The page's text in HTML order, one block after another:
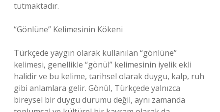
tutmaktadır.
“Gönlüne” Kelimesinin Kökeni
Türkçede yaygın olarak kullanılan “gönlüne”
kelimesi, genellikle “gönül” kelimesinin iyelik ekli
halidir ve bu kelime, tarihsel olarak duygu, kalp, ruh
gibi anlamlara gelir. Gönül, Türkçede yalnızca
bireysel bir duygu durumu değil, aynı zamanda